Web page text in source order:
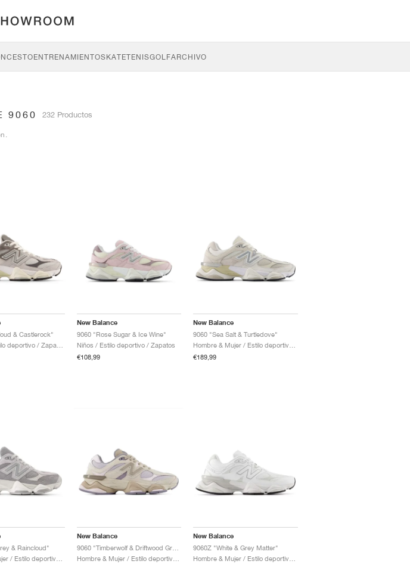
ENTRENAMIENTOSKATETENISGOLFARCHIVO
9060 232 Productos
& Castlerock"
New Balance
9060 "Rose Sugar & Ice Wine"
Niños / Estilo deportivo / Zapatos
€108,99
New Balance
9060 "Sea Salt & Turtledove"
€189,99
& Raincloud"
New Balance
9060 "Timberwolf & Driftwood Grey"
New Balance
9060Z "White & Grey Matter"